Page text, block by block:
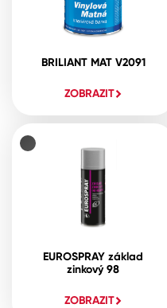
BRILIANT MAT V2091
ZOBRAZIT
EUROSPRAY základ
zinkový 98
ZOBRAZIT